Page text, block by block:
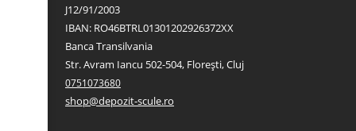
J12/91/2003
IBAN: RO46BTRL01301202926372XX
Banca Transilvania
Str. Avram Iancu 502-504, Florești, Cluj
0751073680
shop@depozit-scule.ro